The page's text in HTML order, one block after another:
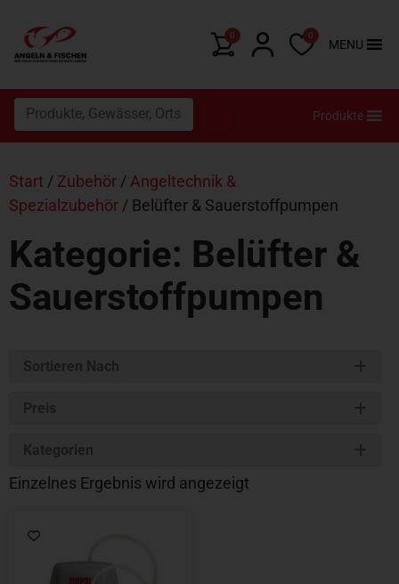
0 0
MENU
Produkte
Start / Zubehör / Angeltechnik &
Spezialzubehör / Belüfter & Sauerstoffpumpen
Kategorie: Belüfter &
Sauerstoffpumpen
Einzelnes Ergebnis wird angezeigt